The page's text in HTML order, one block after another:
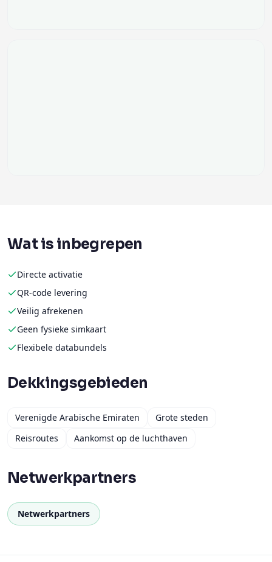
Wat is inbegrepen
Directe activatie
QR-code levering
Veilig afrekenen
Geen fysieke simkaart
Flexibele databundels
Dekkingsgebieden
Verenigde Arabische Emiraten
Grote steden
Reisroutes
Aankomst op de luchthaven
Netwerkpartners
Netwerkpartners